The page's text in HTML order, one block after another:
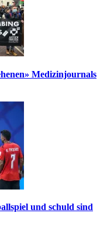
Medizinjournals
und schuld sind